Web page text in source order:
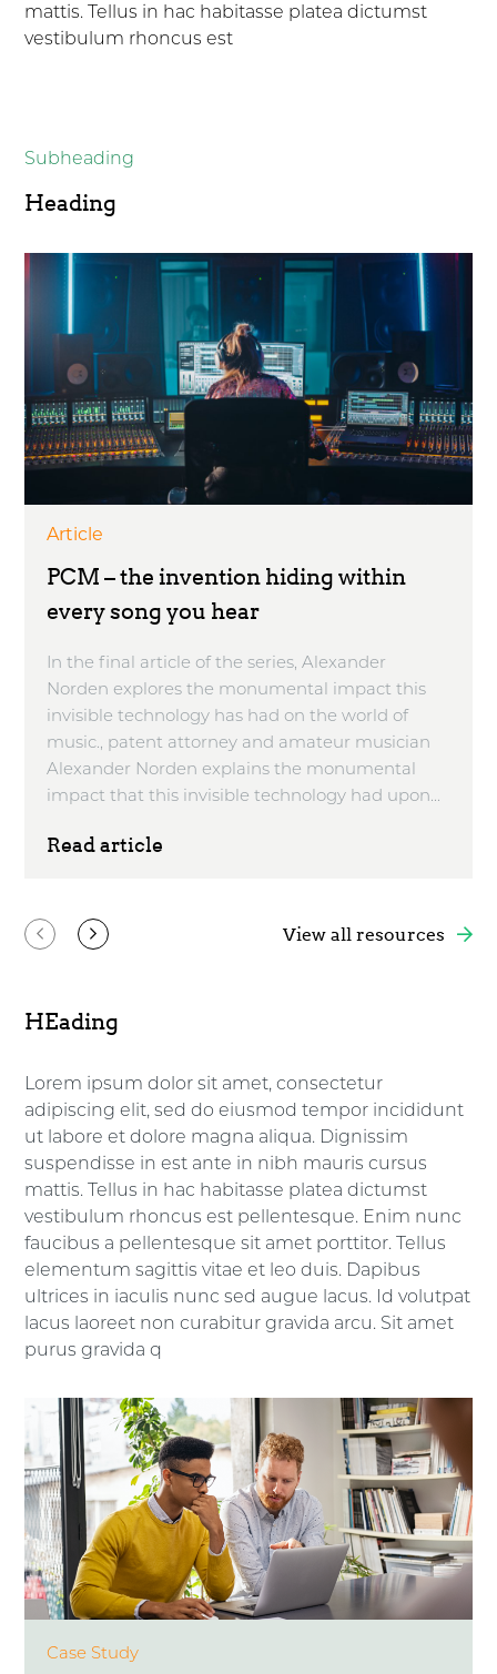
mattis. Tellus in hac habitasse platea dictumst
vestibulum rhoncus est
Subheading
Heading
Article
PCM – the invention hiding within
every song you hear
In the final article of the series, Alexander
Norden explores the monumental impact this
invisible technology has had on the world of
music., patent attorney and amateur musician
Alexander Norden explains the monumental
impact that this invisible technology had upon...
Read article
View all resources
HEading
Lorem ipsum dolor sit amet, consectetur
adipiscing elit, sed do eiusmod tempor incididunt
ut labore et dolore magna aliqua. Dignissim
suspendisse in est ante in nibh mauris cursus
mattis. Tellus in hac habitasse platea dictumst
vestibulum rhoncus est pellentesque. Enim nunc
faucibus a pellentesque sit amet porttitor. Tellus
elementum sagittis vitae et leo duis. Dapibus
ultrices in iaculis nunc sed augue lacus. Id volutpat
lacus laoreet non curabitur gravida arcu. Sit amet
purus gravida q
Case Study